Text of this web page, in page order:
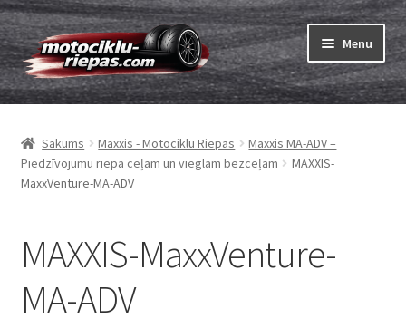
Skip
to
navigation
Skip
to
content
Menu
Riepas
Expand
Kameras
Viss par riepām
Tests
Sākums Maxxis - Motociklu Riepas
Maxxis MA-ADV –
Piedzīvojumu riepa ceļam un vieglam bezceļam
MAXXIS-
MaxxVenture-MA-ADV
MAXXIS-MaxxVenture-
MA-ADV